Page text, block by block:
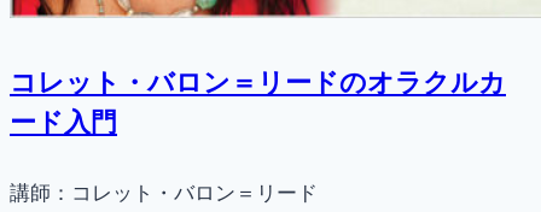
コレット・バロン＝リードのオラクルカ
ード入門
講師：コレット・バロン＝リード